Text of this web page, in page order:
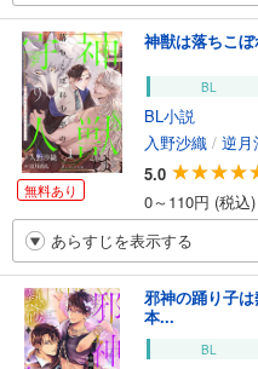
無料あり
神獣は落ちこ
BL
BL小説
入野沙織 / 逆月
5.0
0～110円 (税込)
あらすじを表示する
邪神の踊り子
本...
BL